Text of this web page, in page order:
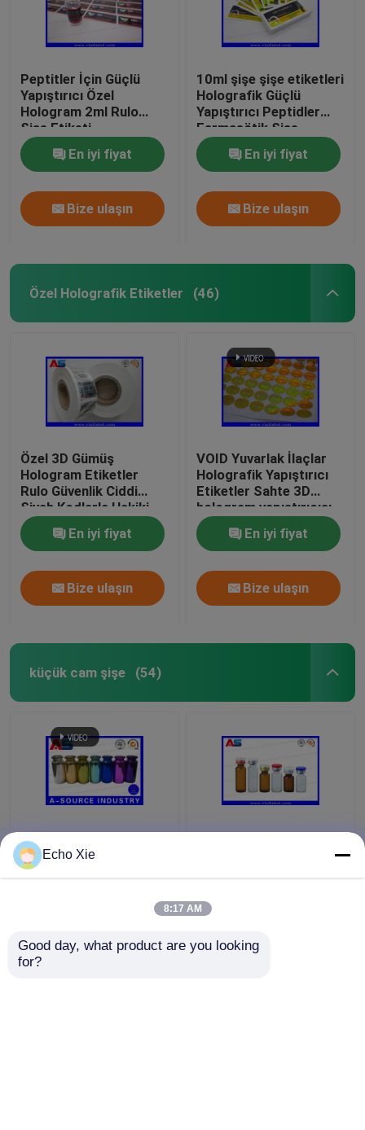
Peptitler İçin Güçlü
Yapıştırıcı Özel
Hologram 2ml Rulo
Şişe Etiketi
En iyi fiyat
Bize ulaşın
10ml şişe şişe etiketleri
Holografik Güçlü
Yapıştırıcı Peptidler
Farmasötik Şişe
Etiketleri 25x60mm
En iyi fiyat
Bize ulaşın
Özel Holografik Etiketler (46)
Özel 3D Gümüş
Hologram Etiketler
Rulo Güvenlik Ciddi
Siyah Kodlarla Hakiki
holografik güvenlik
etiketleriEn iyi fiyat
Bize ulaşın
VOID Yuvarlak İlaçlar
Holografik Yapıştırıcı
Etiketler Sahte 3D
hologram yapıştırıcısı
En iyi fiyat
Bize ulaşın
küçük cam şişe (54)
Renkli Küçük Cam
şişeler Şişeler
Kabartma, 10ml Cam
Eczane Yağları ve
Echo Xie
8:17 AM
Good day, what product are you looking
for?